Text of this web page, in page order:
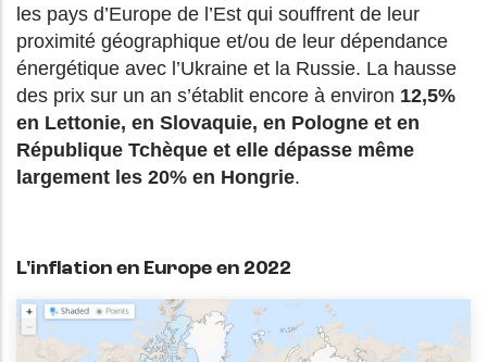
les pays d’Europe de l’Est qui souffrent de leur
proximité géographique et/ou de leur dépendance
énergétique avec l’Ukraine et la Russie. La hausse
des prix sur un an s’établit encore à environ 12,5%
en Lettonie, en Slovaquie, en Pologne et en
République Tchèque et elle dépasse même
largement les 20% en Hongrie.
L'inflation en Europe en 2022